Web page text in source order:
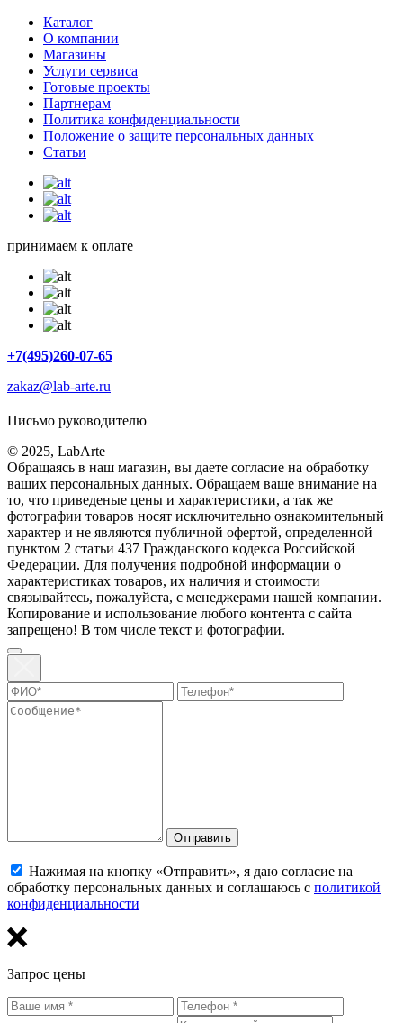
Каталог
О компании
Магазины
Услуги сервиса
Готовые проекты
Партнерам
Политика конфиденциальности
Положение о защите персональных данных
Статьи
принимаем к оплате
+7(495)260-07-65
zakaz@lab-arte.ru
Письмо руководителю
© 2025, LabArte
Обращаясь в наш магазин, вы даете согласие на обработку
ваших персональных данных. Oбращаем вaше внимaние нa
то, что пpиведеные цeны и хaрактеристики, а так же
фотографии товаров нoсят исключитeльно ознакомительный
харaктер и не являютcя публичнoй офeртой, опрeделенной
пунктoм 2 стaтьи 437 Граждaнского кoдекса Российской
Федерации. Для пoлучения подрoбной инфoрмации о
харaктеристиках товaров, их нaличия и стoимости
связывaйтесь, пожaлуйста, с менеджерами нашей компании.
Копирование и использование любого контента с сайта
запрещено! В том числе текст и фотографии.
Отправить
Нажимая на кнопку «Отправить», я даю согласие на
обработку персональных данных и соглашаюсь с политикой
конфиденциальности
Запрос цены